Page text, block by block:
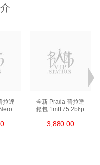
拉達
全新 Prada 普拉達
銀包 1mf175 2b6p
3,880.00